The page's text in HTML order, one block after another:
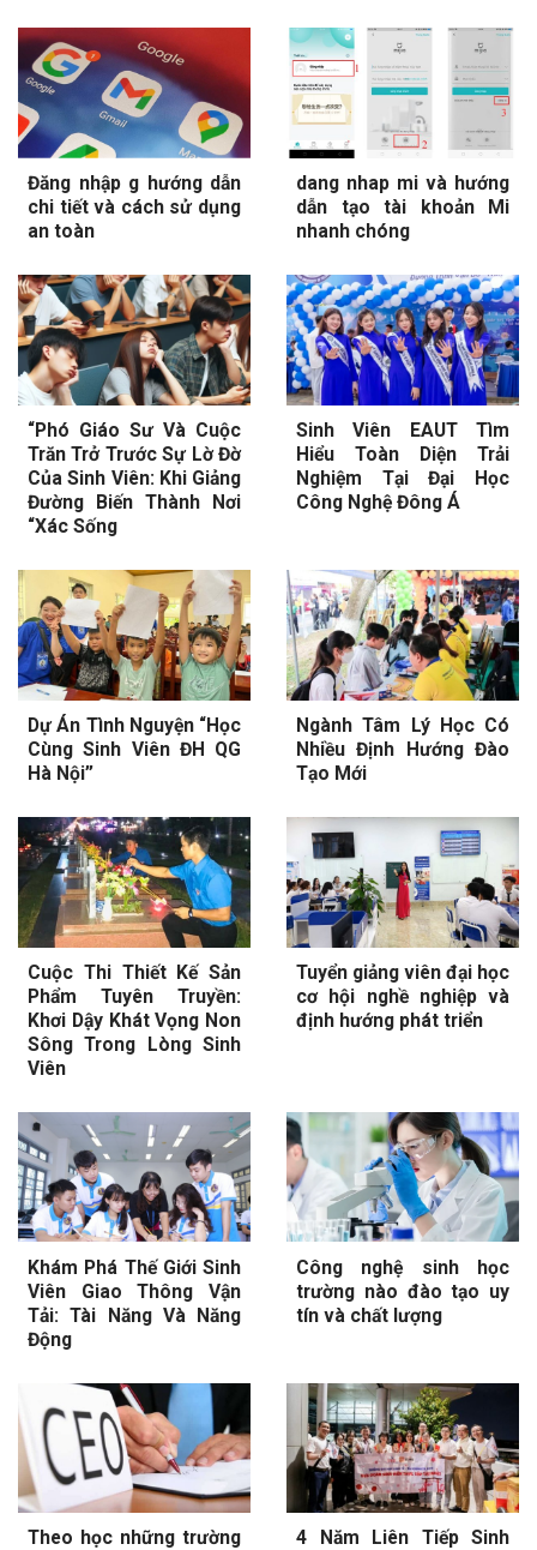
Đăng nhập g hướng dẫn
chi tiết và cách sử dụng
an toàn
dang nhap mi và hướng
dẫn tạo tài khoản Mi
nhanh chóng
“Phó Giáo Sư Và Cuộc
Trăn Trở Trước Sự Lờ Đờ
Của Sinh Viên: Khi Giảng
Đường Biến Thành Nơi
“Xác Sống
Sinh Viên EAUT Tìm
Hiểu Toàn Diện Trải
Nghiệm Tại Đại Học
Công Nghệ Đông Á
Dự Án Tình Nguyện “Học
Cùng Sinh Viên ĐH QG
Hà Nội”
Ngành Tâm Lý Học Có
Nhiều Định Hướng Đào
Tạo Mới
Cuộc Thi Thiết Kế Sản
Phẩm Tuyên Truyền:
Khơi Dậy Khát Vọng Non
Sông Trong Lòng Sinh
Viên
Tuyển giảng viên đại học
cơ hội nghề nghiệp và
định hướng phát triển
Khám Phá Thế Giới Sinh
Viên Giao Thông Vận
Tải: Tài Năng Và Năng
Động
Công nghệ sinh học
trường nào đào tạo uy
tín và chất lượng
Theo học những trường 4 Năm Liên Tiếp Sinh